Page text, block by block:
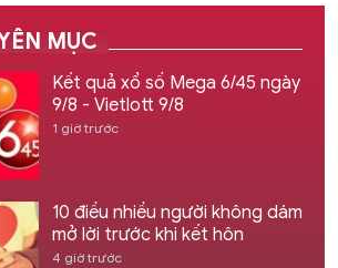
MỤC
Kết quả xổ số Mega 6/45 ngày
9/8 - Vietlott 9/8
1 giờ trước
10 điều nhiều người không dám
mở lời trước khi kết hôn
4 giờ trước